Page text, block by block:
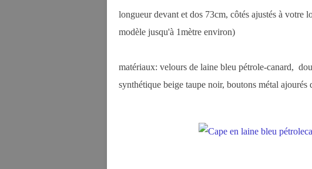
longueur devant et dos 73cm, côtés ajustés à votre
modèle jusqu'à 1mètre environ)
matériaux: velours de laine bleu pétrole-canard,
synthétique beige taupe noir, boutons métal ajourés